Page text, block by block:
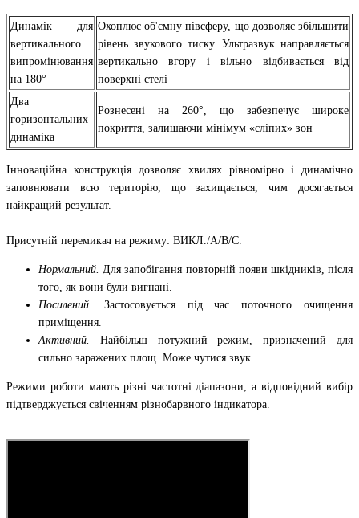
Динамік для
вертикального
випромінювання
на 180°
Охоплює об'ємну півсферу, що дозволяє збільшити
рівень звукового тиску. Ультразвук направляється
вертикально вгору і вільно відбивається від
поверхні стелі
Два
горизонтальних
динаміка
Рознесені на 260°, що забезпечує широке
покриття, залишаючи мінімум «сліпих» зон
Інноваційна конструкція дозволяє хвилях рівномірно і динамічно
заповнювати всю територію, що захищається, чим досягається
найкращий результат.
Присутній перемикач на режиму: ВИКЛ./A/B/C.
Нормальний. Для запобігання повторній появи шкідників, після
того, як вони були вигнані.
Посилений.
Застосовується під час поточного очищення
приміщення.
Активний.
Найбільш потужний режим, призначений для
сильно заражених площ. Може чутися звук.
Режими роботи мають різні частотні діапазони, а відповідний вибір
підтверджується свіченням різнобарвного індикатора.